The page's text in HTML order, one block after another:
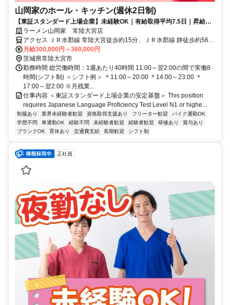
山岡家のホール・キッチン(週休2日制)
【東証スタンダード上場企業】未経験OK｜有給取得平均7.5日｜昇給・
賞与年2回｜残業代は1分単位
ラーメン山岡家 常陸大宮店
アクセス ＪＲ水郡線 常陸大宮徒歩約15分、ＪＲ水郡線 静徒歩約56
分、ＪＲ水郡線 瓜連東側出入口徒歩約69分 常陸大宮駅より車で3分
月給300,000円～360,000円
茨城県常陸大宮市
勤務時間 総労働時間：1週あたり40時間 11:00～翌2:00の間で実働8
時間(シフト制) ＜シフト例＞ ＊11:00～20:00 ＊14:00～23:00 ＊
17:00～翌2:00 ※月残業...
仕事内容 ＜東証スタンダード上場企業の安定基盤＞ This position
requires Japanese Language Proficiency Test Level N1 or highe...
制服あり 業界未経験者歓迎 資格取得支援あり フリーター歓迎
バイク通勤OK
学歴不問
車通勤OK 経験不問 未経験者歓迎 経験者歓迎 研修あり
賞与あり
ブランクOK
育休あり 交通費支給 長期歓迎 シフト制
正社員